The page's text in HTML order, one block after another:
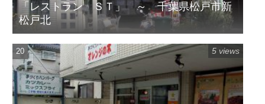
「レストラン ＳＴ」 ～ 千葉県松戸市新
松戸北
5 views